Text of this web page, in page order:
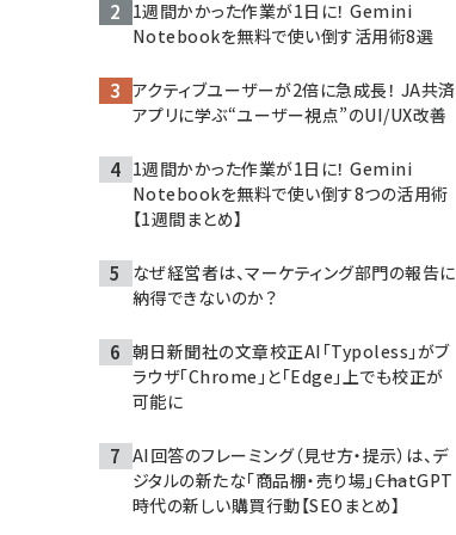
1週間かかった作業が1日に！ Gemini
Notebookを無料で使い倒す活用術8選
アクティブユーザーが2倍に急成長！ JA共済
アプリに学ぶ“ユーザー視点”のUI/UX改善
1週間かかった作業が1日に！ Gemini
Notebookを無料で使い倒す8つの活用術
【1週間まとめ】
なぜ経営者は、マーケティング部門の報告に
納得できないのか？
朝日新聞社の文章校正AI「Typoless」がブ
ラウザ「Chrome」と「Edge」上でも校正が
可能に
AI回答のフレーミング（見せ方・提示）は、デ
ジタルの新たな「商品棚・売り場」――ChatGPT
時代の新しい購買行動【SEOまとめ】